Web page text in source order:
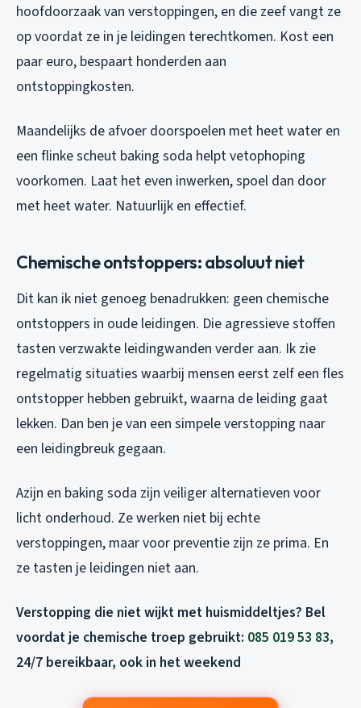
hoofdoorzaak van verstoppingen, en die zeef vangt ze
op voordat ze in je leidingen terechtkomen. Kost een
paar euro, bespaart honderden aan
ontstoppingkosten.
Maandelijks de afvoer doorspoelen met heet water en
een flinke scheut baking soda helpt vetophoping
voorkomen. Laat het even inwerken, spoel dan door
met heet water. Natuurlijk en effectief.
Chemische ontstoppers: absoluut niet
Dit kan ik niet genoeg benadrukken: geen chemische
ontstoppers in oude leidingen. Die agressieve stoffen
tasten verzwakte leidingwanden verder aan. Ik zie
regelmatig situaties waarbij mensen eerst zelf een fles
ontstopper hebben gebruikt, waarna de leiding gaat
lekken. Dan ben je van een simpele verstopping naar
een leidingbreuk gegaan.
Azijn en baking soda zijn veiliger alternatieven voor
licht onderhoud. Ze werken niet bij echte
verstoppingen, maar voor preventie zijn ze prima. En
ze tasten je leidingen niet aan.
Verstopping die niet wijkt met huismiddeltjes? Bel
voordat je chemische troep gebruikt: 085 019 53 83,
24/7 bereikbaar, ook in het weekend